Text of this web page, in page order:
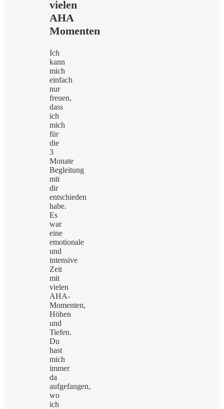
vielen
AHA
Momenten
Ich
kann
mich
einfach
nur
freuen,
dass
ich
mich
für
die
3
Monate
Begleitung
mit
dir
entschieden
habe.
Es
war
eine
emotionale
und
intensive
Zeit
mit
vielen
AHA-
Momenten,
Höhen
und
Tiefen.
Du
hast
mich
immer
da
aufgefangen,
wo
ich